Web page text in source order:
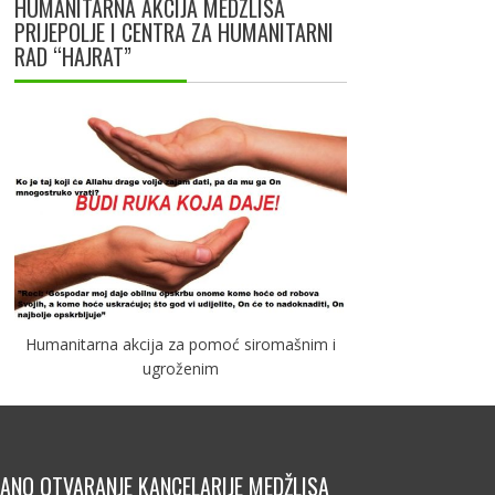
HUMANITARNA AKCIJA MEDZLISA
PRIJEPOLJE I CENTRA ZA HUMANITARNI
RAD “HAJRAT”
Humanitarna akcija za pomoć siromašnim i
ugroženim
OTVARANJE KANCELARIJE MEDŽLISA